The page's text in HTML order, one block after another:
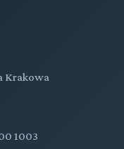
Krakowa
1003